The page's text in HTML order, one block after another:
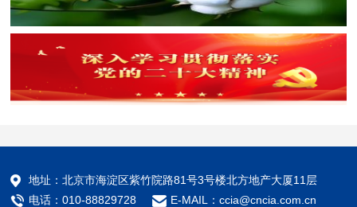
地址：北京市海淀区紫竹院路81号3号楼北方地产大厦11层
电话：010-88829728
E-MAIL：ccia@cncia.com.cn